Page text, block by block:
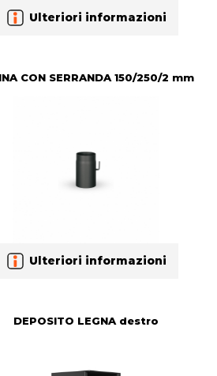
Ulteriori informazioni
CON SERRANDA 150/250/2 mm
Ulteriori informazioni
DEPOSITO LEGNA destro